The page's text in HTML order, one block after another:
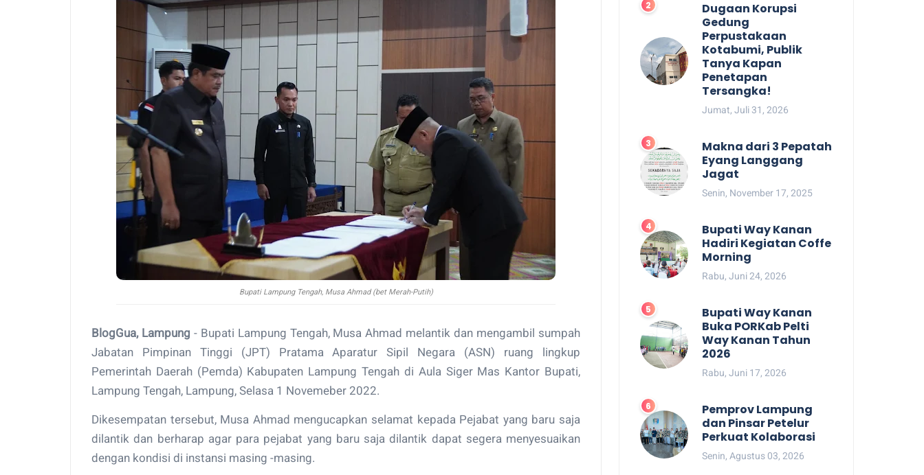
Bupati Lampung Tengah, Musa Ahmad (bet Merah-Putih)
BlogGua, Lampung - Bupati Lampung Tengah, Musa Ahmad melantik dan mengambil sumpah
Jabatan Pimpinan Tinggi (JPT) Pratama Aparatur Sipil Negara (ASN) ruang lingkup
Pemerintah Daerah (Pemda) Kabupaten Lampung Tengah di Aula Siger Mas Kantor Bupati,
Lampung Tengah, Lampung, Selasa 1 Novemeber 2022.
Dikesempatan tersebut, Musa Ahmad mengucapkan selamat kepada Pejabat yang baru saja
dilantik dan berharap agar para pejabat yang baru saja dilantik dapat segera menyesuaikan
dengan kondisi di instansi masing -masing.
Dugaan Korupsi
Gedung
Perpustakaan
Kotabumi, Publik
Tanya Kapan
Penetapan
Tersangka!
Jumat, Juli 31, 2026
Makna dari 3 Pepatah
Eyang Langgang
Jagat
Senin, November 17, 2025
Bupati Way Kanan
Hadiri Kegiatan Coffe
Morning
Rabu, Juni 24, 2026
Bupati Way Kanan
Buka PORKab Pelti
Way Kanan Tahun
2026
Rabu, Juni 17, 2026
Pemprov Lampung
dan Pinsar Petelur
Perkuat Kolaborasi
Senin, Agustus 03, 2026